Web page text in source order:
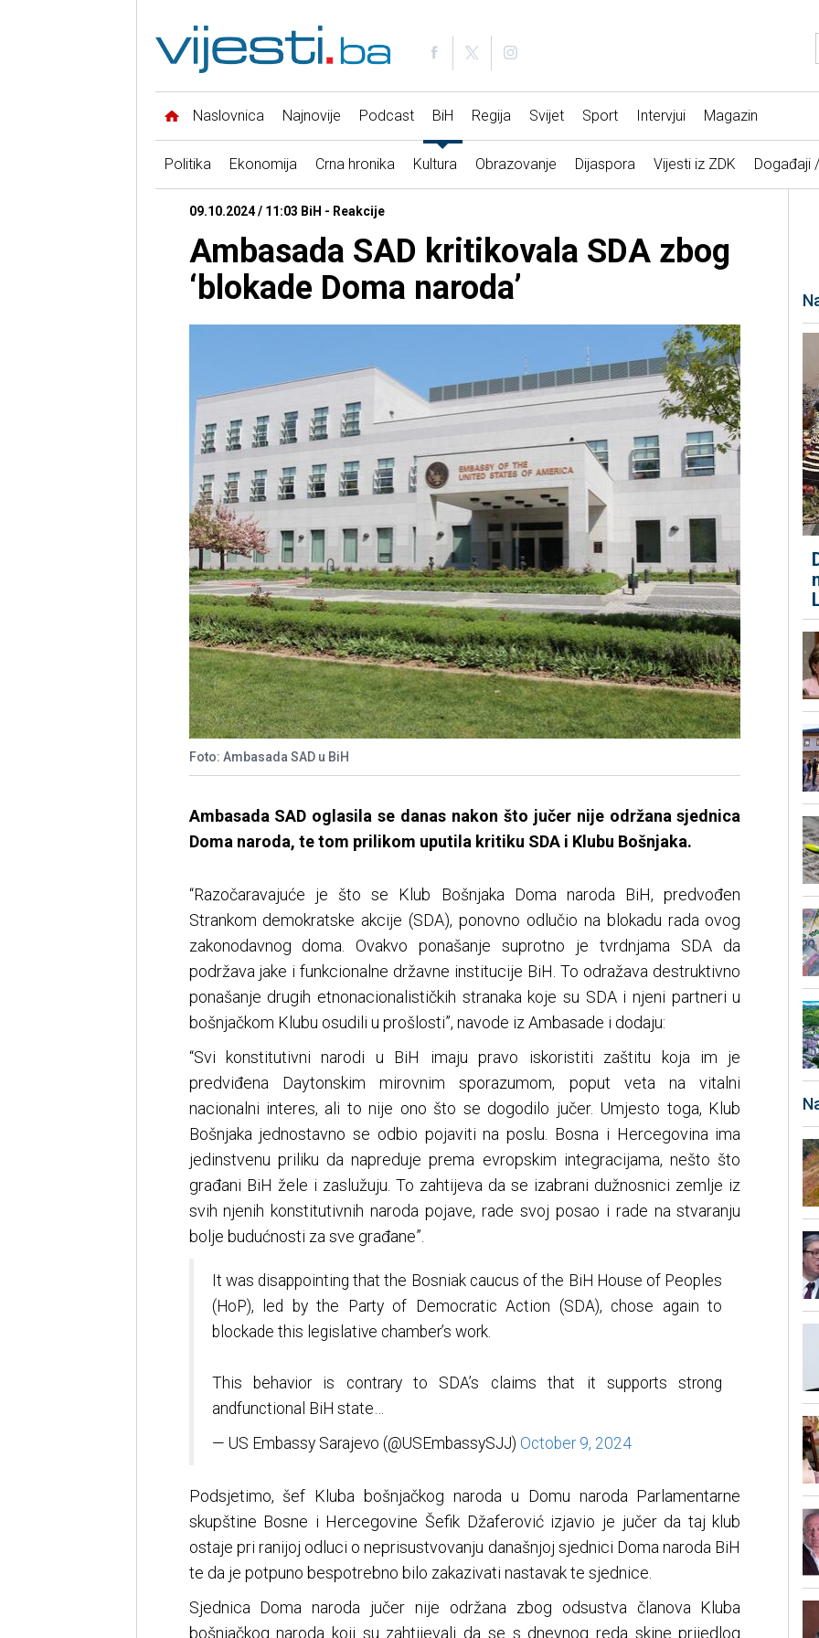
Naslovnica Najnovije Podcast BiH Regija Svijet Sport Intervjui Magazin
Politika Ekonomija Crna hronika Kultura Obrazovanje Dijaspora Vijesti iz ZDK Događaji
09.10.2024 / 11:03 BiH - Reakcije
Ambasada SAD kritikovala SDA zbog
‘blokade Doma naroda’
Foto: Ambasada SAD u BiH
Ambasada SAD oglasila se danas nakon što jučer nije održana sjednica
Doma naroda, te tom prilikom uputila kritiku SDA i Klubu Bošnjaka.
“Razočaravajuće je što se Klub Bošnjaka Doma naroda BiH, predvođen
Strankom demokratske akcije (SDA), ponovno odlučio na blokadu rada ovog
zakonodavnog doma. Ovakvo ponašanje suprotno je tvrdnjama SDA da
podržava jake i funkcionalne državne institucije BiH. To odražava destruktivno
ponašanje drugih etnonacionalističkih stranaka koje su SDA i njeni partneri u
bošnjačkom Klubu osudili u prošlosti”, navode iz Ambasade i dodaju:
“Svi konstitutivni narodi u BiH imaju pravo iskoristiti zaštitu koja im je
predviđena Daytonskim mirovnim sporazumom, poput veta na vitalni
nacionalni interes, ali to nije ono što se dogodilo jučer. Umjesto toga, Klub
Bošnjaka jednostavno se odbio pojaviti na poslu. Bosna i Hercegovina ima
jedinstvenu priliku da napreduje prema evropskim integracijama, nešto što
građani BiH žele i zaslužuju. To zahtijeva da se izabrani dužnosnici zemlje iz
svih njenih konstitutivnih naroda pojave, rade svoj posao i rade na stvaranju
bolje budućnosti za sve građane”.
It was disappointing that the Bosniak caucus of the BiH House of Peoples
(HoP), led by the Party of Democratic Action (SDA), chose again to
blockade this legislative chamber’s work.
This behavior is contrary to SDA’s claims that it supports strong
andfunctional BiH state…
— US Embassy Sarajevo (@USEmbassySJJ) October 9, 2024
Podsjetimo, šef Kluba bošnjačkog naroda u Domu naroda Parlamentarne
skupštine Bosne i Hercegovine Šefik Džaferović izjavio je jučer da taj klub
ostaje pri ranijoj odluci o neprisustvovanju današnjoj sjednici Doma naroda BiH
te da je potpuno bespotrebno bilo zakazivati nastavak te sjednice.
Sjednica Doma naroda jučer nije održana zbog odsustva članova Kluba
bošnjačkog naroda koji su zahtijevali da se s dnevnog reda skine prijedlog